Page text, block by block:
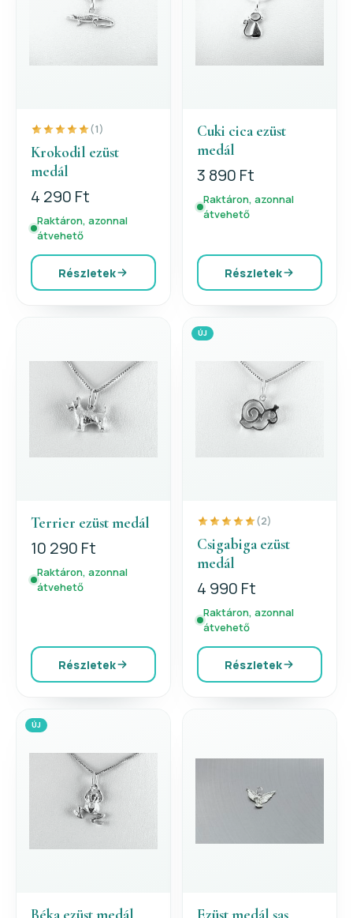
(1)
Krokodil ezüst
medál
4 290 Ft
Raktáron, azonnal
átvehető
Részletek
Cuki cica ezüst
medál
3 890 Ft
Raktáron, azonnal
átvehető
Részletek
Terrier ezüst medál
10 290 Ft
Raktáron, azonnal
átvehető
Részletek
ÚJ
(2)
Csigabiga ezüst
medál
4 990 Ft
Raktáron, azonnal
átvehető
Részletek
ÚJ